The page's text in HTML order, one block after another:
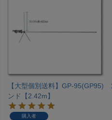
【大型個別送料】GP-
ンド【2.42m】
購入者